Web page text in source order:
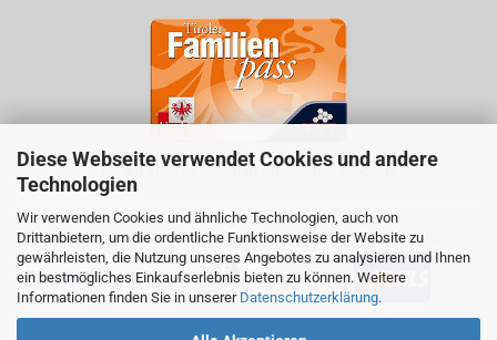
Diese Webseite verwendet Cookies und andere
Technologien
Wir verwenden Cookies und ähnliche Technologien, auch von
Drittanbietern, um die ordentliche Funktionsweise der Website zu
gewährleisten, die Nutzung unseres Angebotes zu analysieren und Ihnen
ein bestmögliches Einkaufserlebnis bieten zu können. Weitere
Informationen finden Sie in unserer Datenschutzerklärung.
5% auf viele im Geschäft erhältlichen Produkte
ZAHLUNGSARTEN VERSANDART: